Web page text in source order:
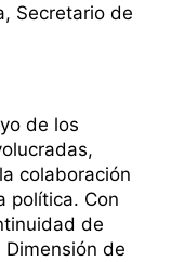
Secretario de
de los
colaboración
política. Con
de
de